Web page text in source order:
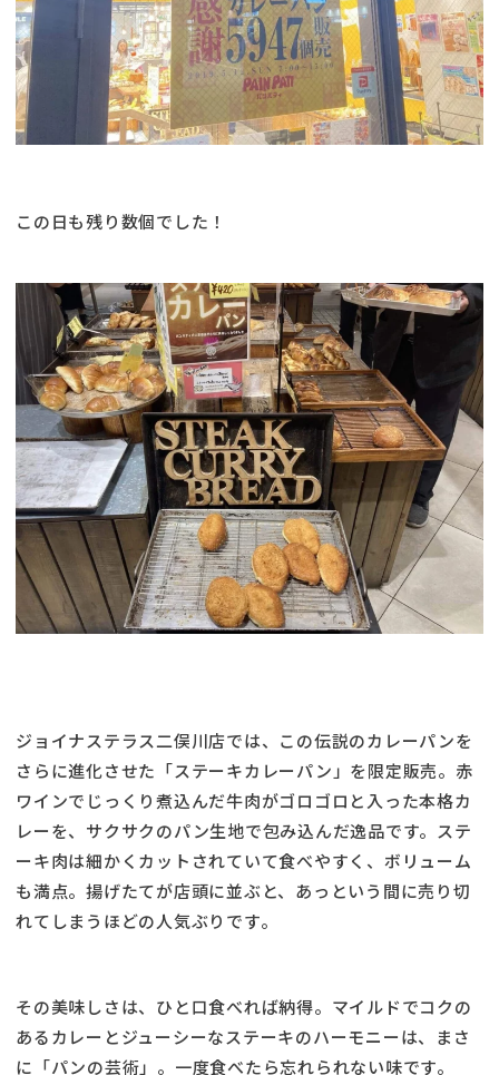
この日も残り数個でした！
ジョイナステラス二俣川店では、この伝説のカレーパンを
さらに進化させた「ステーキカレーパン」を限定販売。赤
ワインでじっくり煮込んだ牛肉がゴロゴロと入った本格カ
レーを、サクサクのパン生地で包み込んだ逸品です。ステ
ーキ肉は細かくカットされていて食べやすく、ボリューム
も満点。揚げたてが店頭に並ぶと、あっという間に売り切
れてしまうほどの人気ぶりです。
その美味しさは、ひと口食べれば納得。マイルドでコクの
あるカレーとジューシーなステーキのハーモニーは、まさ
に「パンの芸術」。一度食べたら忘れられない味です。